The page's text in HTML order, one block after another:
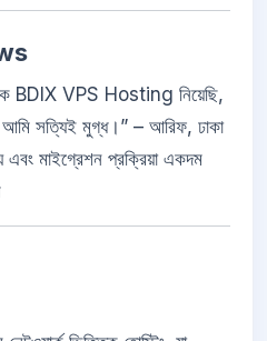
BDIX VPS Hosting নিয়েছি,
আমি সত্যিই মুগ্ধ।” – আরিফ, ঢাকা
এবং মাইগ্রেশন প্রক্রিয়া একদম